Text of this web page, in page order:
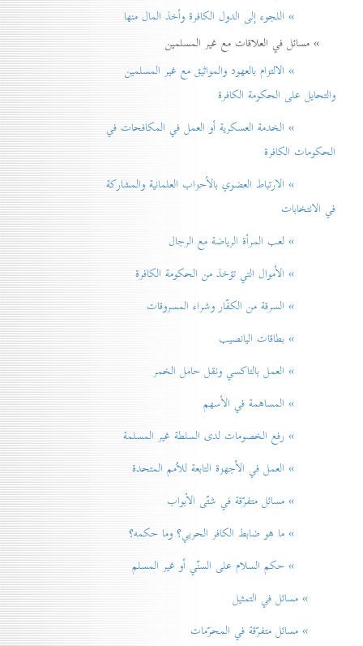
» اللجوء إلى الدول الكافرة وأخذ المال منها
» مسائل في العلاقات مع غير المسلمين
» الالتزام بالعهود والمواثيق مع غير المسلمين
والتحايل على الحكومة الكافرة
» الخدمة العسكرية أو العمل في المكافحات في
الحكومات الكافرة
» الارتباط العضوي بالأحزاب العلمانية والمشاركة
في الانتخابات
» لعب المرأة الرياضة مع الرجال
» الأموال التي تؤخذ من الحكومة الكافرة
» السرقة من الكفّار وشراء المسروقات
» بطاقات اليانصيب
» العمل بالتاكسي ونقل حامل الخمر
» المساهمة في الأسهم
» رفع الخصومات لدی السلطة غير المسلمة
» العمل في الأجهزة التابعة للاُمم المتحدة
» مسائل متفرّقة في شتّی الأبواب
» ما هو ضابط الكافر الحربي؟ وما حكمه؟
» حكم السلام علی السنّي أو غير المسلم
» مسائل في التمثيل
» مسائل متفرّقة في المحرّمات